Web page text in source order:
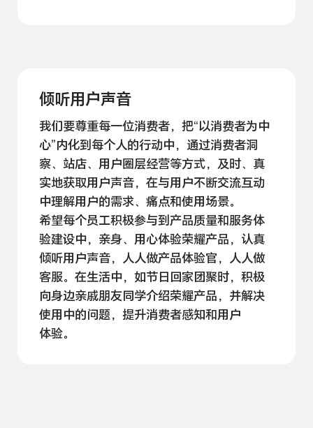
倾听用户声音
我们要尊重每一位消费者，把“以消费者为中
心”内化到每个人的行动中，通过消费者洞
察、站店、用户圈层经营等方式，及时、真
实地获取用户声音，在与用户不断交流互动
中理解用户的需求、痛点和使用场景。
希望每个员工积极参与到产品质量和服务体
验建设中，亲身、用心体验荣耀产品，认真
倾听用户声音，人人做产品体验官，人人做
客服。在生活中，如节日回家团聚时，积极
向身边亲戚朋友同学介绍荣耀产品，并解决
使用中的问题，提升消费者感知和用户
体验。